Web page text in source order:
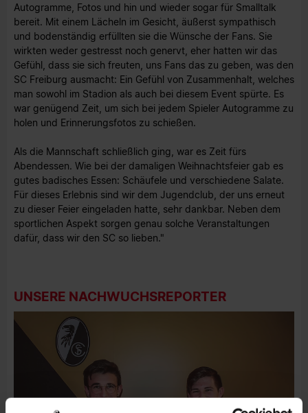
Autogramme, Fotos und hin und wieder sogar für Smalltalk
bereit. Mit einem Lächeln im Gesicht, äußerst sympathisch
und bodenständig erfüllten sie die Wünsche der Fans. Sie
wirkten weder gestresst noch genervt, eher hatten wir das
Gefühl, dass sie sich freuten, uns Fans das zu geben, was den
SC Freiburg ausmacht: Ein Gefühl von Zusammenhalt, welches
man sowohl im Stadion als auch bei diesem Event spürte. Es
war genügend Zeit, um sich bei jedem Spieler Autogramme zu
holen und Erinnerungsfotos zu schießen.
Als die Mannschaft schließlich ging, war es Zeit fürs
Abendessen. Wie bei der damaligen Weihnachtsfeier gab es
gutes badisches Essen: Schäufele und verschiedene Salate.
Für dieses Erlebnis sind wir dem Jugendclub, der uns erneut
zu dieser Feier eingeladen hatte, sehr dankbar. Neben dem
sportlichen Aspekt sorgen genau solche Veranstaltungen
dafür, dass wir den SC so lieben."
UNSERE NACHWUCHSREPORTER